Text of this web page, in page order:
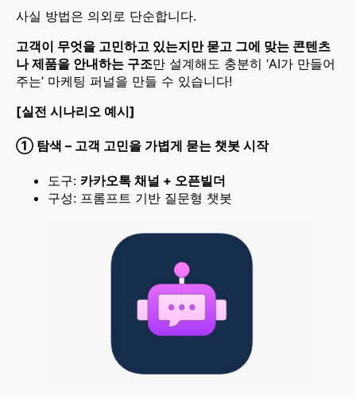
사실 방법은 의외로 단순합니다.
고객이 무엇을 고민하고 있는지만 묻고 그에 맞는 콘텐츠
나 제품을 안내하는 구조만 설계해도 충분히 ‘AI가 만들어
주는’ 마케팅 퍼널을 만들 수 있습니다!
[실전 시나리오 예시]
① 탐색 – 고객 고민을 가볍게 묻는 챗봇 시작
도구: 카카오톡 채널 + 오픈빌더
구성: 프롬프트 기반 질문형 챗봇